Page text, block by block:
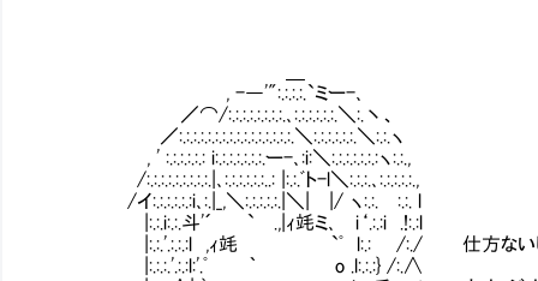
, -―'":.:.:.:.`ミー-､
／⌒/:.:.:.:.:.:.:.:.､:.:.:.:.:.:.＼:.丶、
／:.:.:.:.:.:.:.:.:.:.:.:.:.:.:.:.＼:.:.:.:.:.:.＼:.:.ヽ
, ' :.:.:.:.:.: i:.:.:.:.:.:.:.ー-､:i:＼:.:.:.:.:.:.:ヽ:.:.,
/:.:.:.:.:.:.:.:.:.|､:.:.:.:.:.:..: |:.:.ﾞト-l＼:.:.:.､:.:.:.:.:.,
/イ:.:.:.:.:.:i､:.|_,＼:.:.:.:.:.|＼| |/ ヽ:.:.Ⅵ:.:. l
|:.:.i:.:.斗'´ ` .,|ｨ竓ミ､ i‘.:.:i .!:.:l
|:.:.'.:.:.:l ,ｨ竓 `ﾟ l:.:Ⅵ /:./ 仕方ないじゃないです
|:.:.:.'.:.:l:'.ﾟ ｀ o .l:.:.:} /:.∧